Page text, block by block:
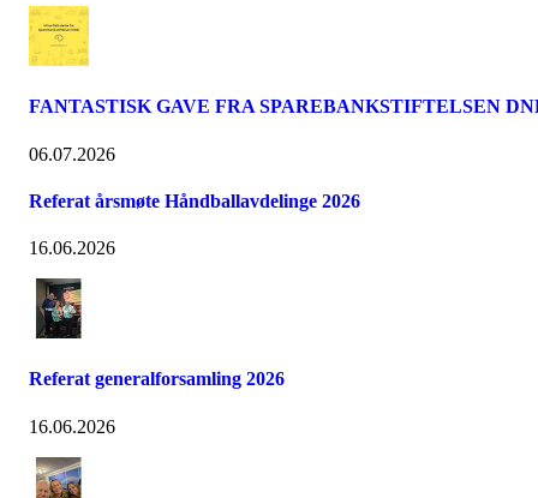
FANTASTISK GAVE FRA SPAREBANKSTIFTELSEN
06.07.2026
Referat årsmøte Håndballavdelinge 2026
16.06.2026
Referat generalforsamling 2026
16.06.2026